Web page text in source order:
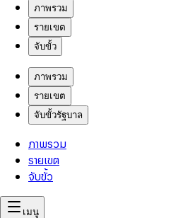
ภาพรวม
รายเขต
จับขั้ว
ภาพรวม
รายเขต
จับขั้วรัฐบาล
ภาพรวม
รายเขต
จับขั้ว
เมนู